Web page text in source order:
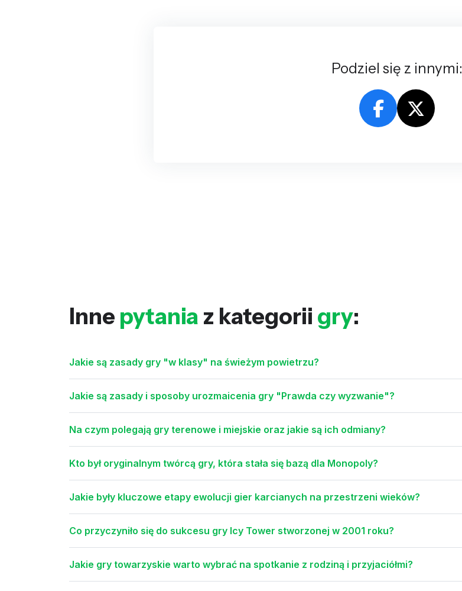
Podziel się z innymi:
Inne pytania z kategorii gry:
Jakie są zasady gry "w klasy" na świeżym powietrzu?
Jakie są zasady i sposoby urozmaicenia gry "Prawda czy wyzwanie"?
Na czym polegają gry terenowe i miejskie oraz jakie są ich odmiany?
Kto był oryginalnym twórcą gry, która stała się bazą dla Monopoly?
Jakie były kluczowe etapy ewolucji gier karcianych na przestrzeni wieków?
Co przyczyniło się do sukcesu gry Icy Tower stworzonej w 2001 roku?
Jakie gry towarzyskie warto wybrać na spotkanie z rodziną i przyjaciółmi?